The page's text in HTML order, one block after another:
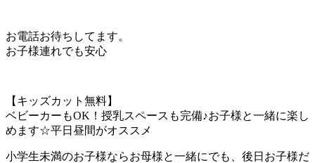
お電話お待ちしてます。
お子様連れでも安心
【キッズカット無料】
ベビーカーもOK！授乳スペースも完備♪お子様と一緒に楽し
めます☆平日昼間がオススメ
小学生未満のお子様ならお母様と一緒にでも、後日お子様だ